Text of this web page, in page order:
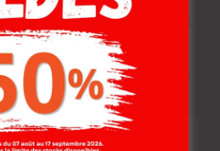
83.000DT
DT
49.800DT–62.400
DT